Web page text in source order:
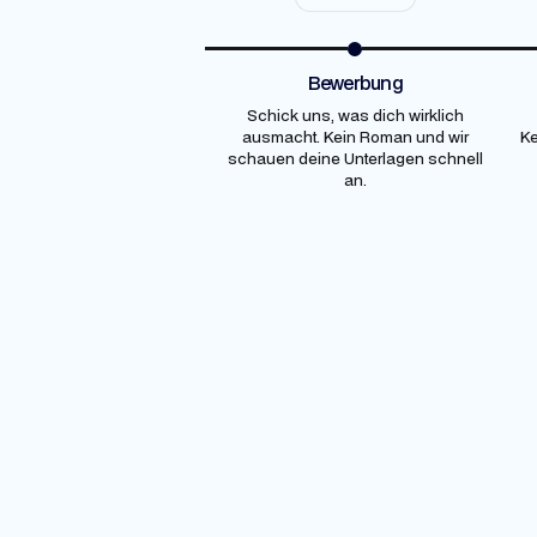
Bewerbung
Schick uns, was dich wirklich
ausmacht. Kein Roman und wir
schauen deine Unterlagen schnell
an.